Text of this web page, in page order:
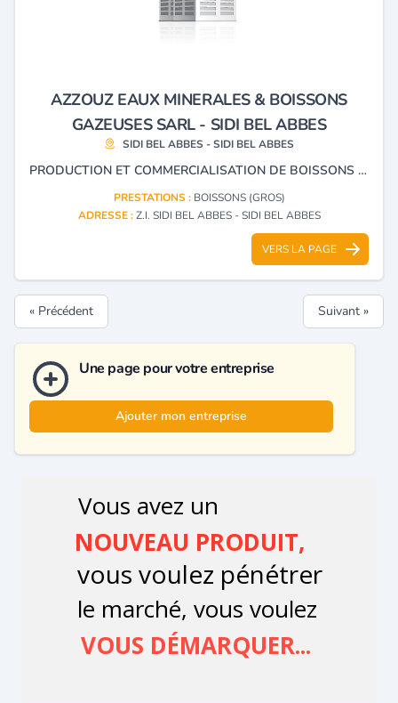
AZZOUZ EAUX MINERALES & BOISSONS
GAZEUSES SARL - SIDI BEL ABBES
SIDI BEL ABBES - SIDI BEL ABBES
PRODUCTION ET COMMERCIALISATION DE BOISSONS NON ALCOOLISÉES ET EAUX MINÉRALES.
PRESTATIONS : BOISSONS (GROS)
ADRESSE :Z.I. SIDI BEL ABBES - SIDI BEL ABBES
VERS LA PAGE
« Précédent Suivant »
Une page pour votre entreprise
Ajouter mon entreprise